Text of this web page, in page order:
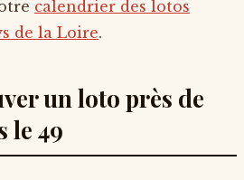
calendrier des lotos
de la Loire.
un loto près de
le 49